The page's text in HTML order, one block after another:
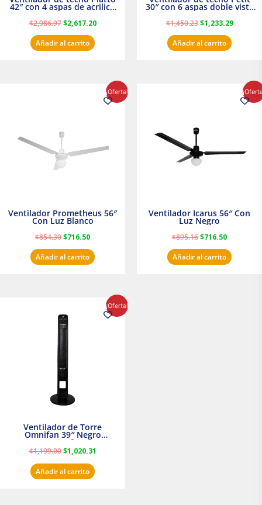
42″ con 4 aspas de acrilico
transparente
$2,986.97 $2,617.20
Añadir al carrito
30″ con 6 aspas doble vista
Satinado Masterfan
$1,450.23 $1,233.29
Añadir al carrito
¡Oferta!
Ventilador Prometheus 56″
Con Luz Blanco
$854.30$716.50
precio
actual
Añadir al carrito
Ventilador Icarus 56″ Con
Luz Negro
$895.16$716.50
precio
actual
Añadir al carrito
¡Oferta!
Ventilador de Torre
Omnifan 39″ Negro
Masterfan
$1,199.00
original
era:
$1,020.31
precio
actual
Añadir al carrito